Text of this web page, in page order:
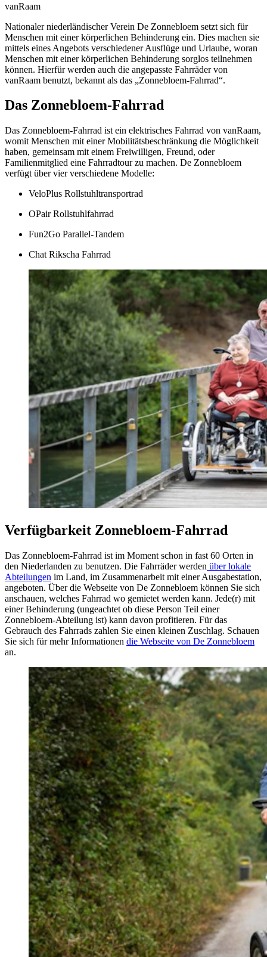
vanRaam
Nationaler niederländischer Verein De Zonnebloem setzt sich für
Menschen mit einer körperlichen Behinderung ein. Dies machen sie
mittels eines Angebots verschiedener Ausflüge und Urlaube, woran
Menschen mit einer körperlichen Behinderung sorglos teilnehmen
können. Hierfür werden auch die angepasste Fahrräder von
vanRaam benutzt, bekannt als das „Zonnebloem-Fahrrad“.
Das Zonnebloem-Fahrrad
Das Zonnebloem-Fahrrad ist ein elektrisches Fahrrad von vanRaam,
womit Menschen mit einer Mobilitätsbeschränkung die Möglichkeit
haben, gemeinsam mit einem Freiwilligen, Freund, oder
Familienmitglied eine Fahrradtour zu machen. De Zonnebloem
verfügt über vier verschiedene Modelle:
VeloPlus Rollstuhltransportrad
OPair Rollstuhlfahrrad
Fun2Go Parallel-Tandem
Chat Rikscha Fahrrad
Verfügbarkeit Zonnebloem-Fahrrad
Das Zonnebloem-Fahrrad ist im Moment schon in fast 60 Orten in
den Niederlanden zu benutzen. Die Fahrräder werden über lokale
Abteilungen im Land, im Zusammenarbeit mit einer Ausgabestation,
angeboten. Über die Webseite von De Zonnebloem können Sie sich
anschauen, welches Fahrrad wo gemietet werden kann. Jede(r) mit
einer Behinderung (ungeachtet ob diese Person Teil einer
Zonnebloem-Abteilung ist) kann davon profitieren. Für das
Gebrauch des Fahrrads zahlen Sie einen kleinen Zuschlag. Schauen
Sie sich für mehr Informationen die Webseite von De Zonnebloem
an.